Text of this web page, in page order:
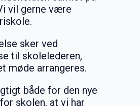
vil gerne være
sker ved
til skolelederen,
møde arrangeres.
både for den nye
skolen, at vi har